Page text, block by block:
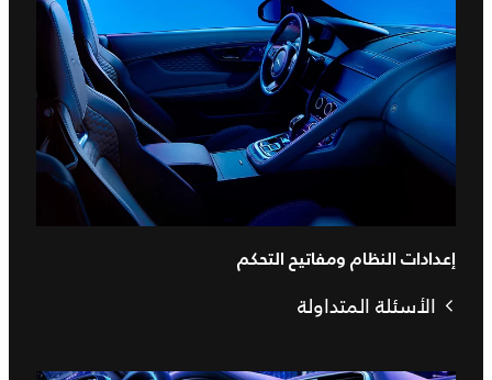
إعدادات النظام ومفاتيح التحكم
الأسئلة المتداولة